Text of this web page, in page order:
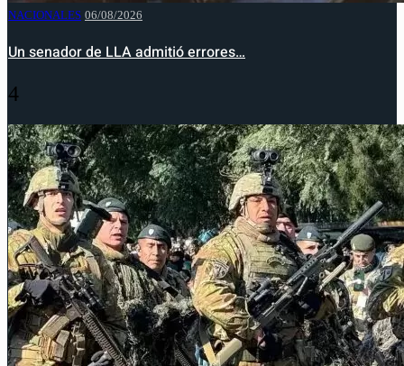
NACIONALES 06/08/2026
Un senador de LLA admitió errores…
4